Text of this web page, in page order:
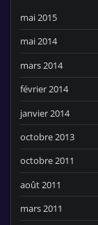
mai 2015
mai 2014
mars 2014
février 2014
janvier 2014
octobre 2013
octobre 2011
août 2011
mars 2011